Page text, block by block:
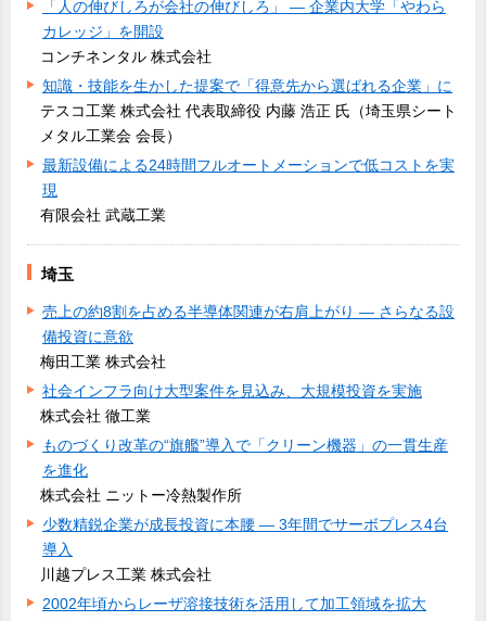
「人の伸びしろが会社の伸びしろ」 ― 企業内大学「やわら
カレッジ」を開設
コンチネンタル 株式会社
知識・技能を生かした提案で「得意先から選ばれる企業」に
テスコ工業 株式会社 代表取締役 内藤 浩正 氏（埼玉県シート
メタル工業会 会長）
最新設備による24時間フルオートメーションで低コストを実
現
有限会社 武蔵工業
埼玉
売上の約8割を占める半導体関連が右肩上がり ― さらなる設
備投資に意欲
梅田工業 株式会社
社会インフラ向け大型案件を見込み、大規模投資を実施
株式会社 徹工業
ものづくり改革の“旗艦”導入で「クリーン機器」の一貫生産
を進化
株式会社 ニットー冷熱製作所
少数精鋭企業が成長投資に本腰 ― 3年間でサーボプレス4台
導入
川越プレス工業 株式会社
2002年頃からレーザ溶接技術を活用して加工領域を拡大